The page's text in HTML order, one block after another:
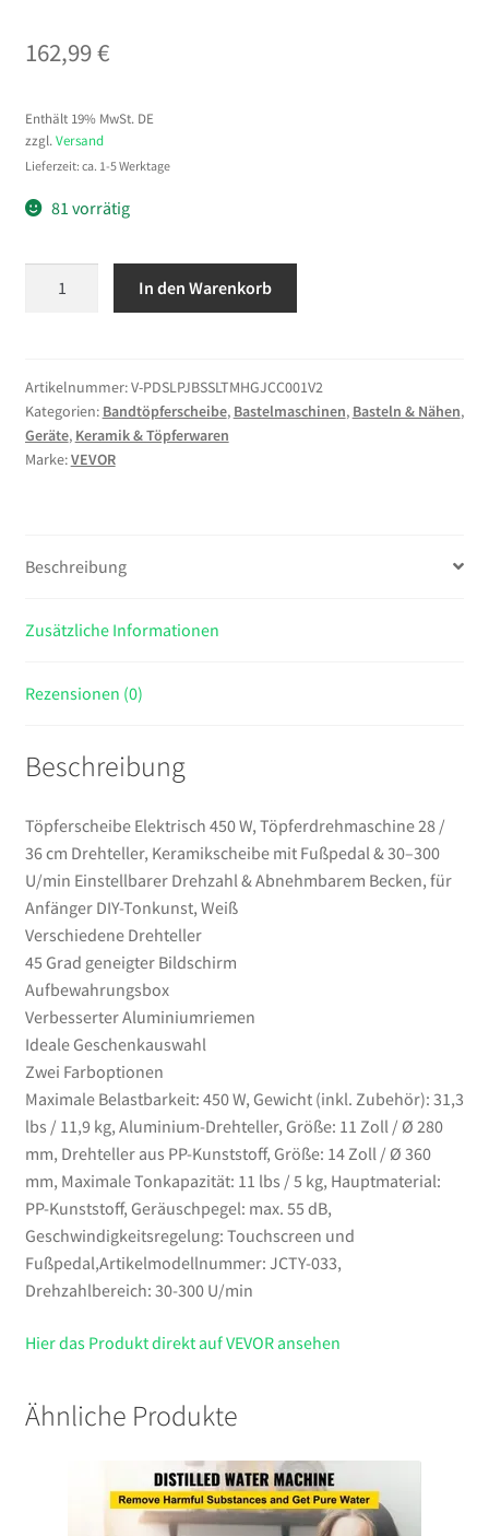
162,99€
Enthält 19% MwSt. DE
zzgl. Versand
Lieferzeit: ca. 1-5 Werktage
81 vorrätig
W,
Töpferdrehmaschine
28
/
Keramikscheibe
Fußpedal
30–
Einstellbarer
&
Abnehmbarem
Becken,
für
Anfänger
DIY-
Tonkunst,
Weiß
Menge
In den Warenkorb
Artikelnummer:V-PDSLPJBSSLTMHGJCC001V2
Kategorien: Bandtöpferscheibe, Bastelmaschinen, Basteln & Nähen,
Geräte, Keramik & Töpferwaren
Marke:VEVOR
Beschreibung
Zusätzliche Informationen
Rezensionen (0)
Beschreibung
Töpferscheibe Elektrisch 450 W, Töpferdrehmaschine 28 /
36 cm Drehteller, Keramikscheibe mit Fußpedal & 30–300
U/min Einstellbarer Drehzahl & Abnehmbarem Becken, für
Anfänger DIY-Tonkunst, Weiß
Verschiedene Drehteller
45 Grad geneigter Bildschirm
Aufbewahrungsbox
Verbesserter Aluminiumriemen
Ideale Geschenkauswahl
Zwei Farboptionen
Maximale Belastbarkeit: 450 W, Gewicht (inkl. Zubehör): 31,3
lbs / 11,9 kg, Aluminium-Drehteller, Größe: 11 Zoll / Ø 280
mm, Drehteller aus PP-Kunststoff, Größe: 14 Zoll / Ø 360
mm, Maximale Tonkapazität: 11 lbs / 5 kg, Hauptmaterial:
PP-Kunststoff, Geräuschpegel: max. 55 dB,
Geschwindigkeitsregelung: Touchscreen und
Fußpedal,Artikelmodellnummer: JCTY-033,
Drehzahlbereich: 30-300 U/min
Hier das Produkt direkt auf VEVOR ansehen
Ähnliche Produkte